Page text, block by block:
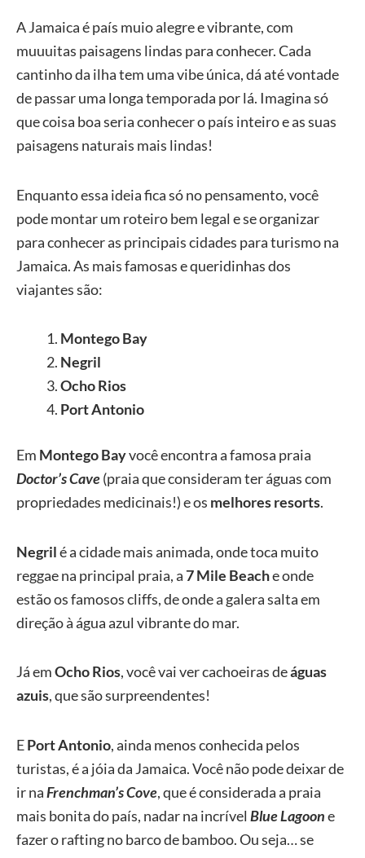
A Jamaica é país muio alegre e vibrante, com
muuuitas paisagens lindas para conhecer. Cada
cantinho da ilha tem uma vibe única, dá até vontade
de passar uma longa temporada por lá. Imagina só
que coisa boa seria conhecer o país inteiro e as suas
paisagens naturais mais lindas!
Enquanto essa ideia fica só no pensamento, você
pode montar um roteiro bem legal e se organizar
para conhecer as principais cidades para turismo na
Jamaica. As mais famosas e queridinhas dos
viajantes são:
Montego Bay
Negril
Ocho Rios
Port Antonio
Em Montego Bayvocê encontra a famosa praia
Doctor’s Cave(praia que consideram ter águas com
propriedades medicinais!) e os melhores resorts.
Negrilé a cidade mais animada, onde toca muito
reggae na principal praia, a7 Mile Beache onde
estão os famosos cliffs, de onde a galera salta em
direção à água azul vibrante do mar.
Já emOcho Rios, você vai ver cachoeiras deáguas
azuis, que são surpreendentes!
EPort Antonio, ainda menos conhecida pelos
turistas, é a jóia da Jamaica. Você não pode deixar de
ir naFrenchman’s Cove, que é considerada a praia
mais bonita do país, nadar na incrível Blue Lagoone
fazer o rafting no barco de bamboo. Ou seja… se